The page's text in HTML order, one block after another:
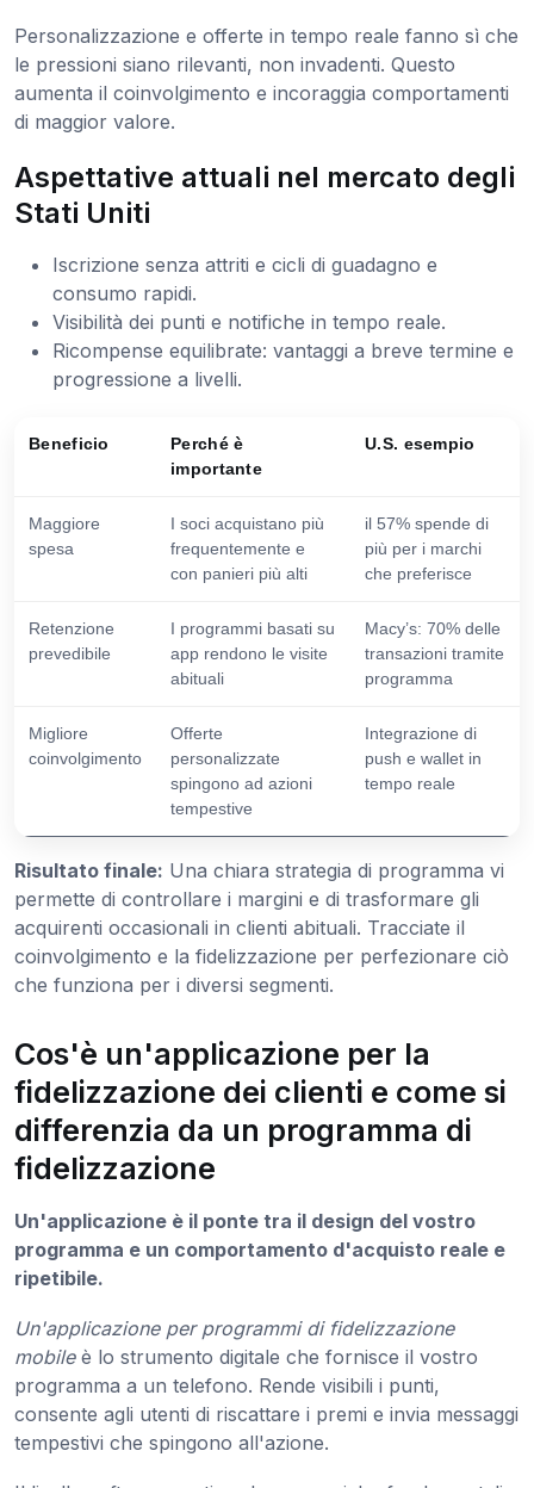
Personalizzazione e offerte in tempo reale fanno sì che
le pressioni siano rilevanti, non invadenti. Questo
aumenta il coinvolgimento e incoraggia comportamenti
di maggior valore.
Aspettative attuali nel mercato degli
Stati Uniti
Iscrizione senza attriti e cicli di guadagno e
consumo rapidi.
Visibilità dei punti e notifiche in tempo reale.
Ricompense equilibrate: vantaggi a breve termine e
progressione a livelli.
Beneficio
Perché è
importante
U.S. esempio
Maggiore
spesa
I soci acquistano più
frequentemente e
con panieri più alti
il 57% spende di
più per i marchi
che preferisce
Retenzione
prevedibile
I programmi basati su
app rendono le visite
abituali
Macy’s: 70% delle
transazioni tramite
programma
Migliore
coinvolgimento
Offerte
personalizzate
spingono ad azioni
tempestive
Integrazione di
push e wallet in
tempo reale
Risultato finale: Una chiara strategia di programma vi
permette di controllare i margini e di trasformare gli
acquirenti occasionali in clienti abituali. Tracciate il
coinvolgimento e la fidelizzazione per perfezionare ciò
che funziona per i diversi segmenti.
Cos'è un'applicazione per la
fidelizzazione dei clienti e come si
differenzia da un programma di
fidelizzazione
Un'applicazione è il ponte tra il design del vostro
programma e un comportamento d'acquisto reale e
ripetibile.
Un'applicazione per programmi di fidelizzazione
mobileè lo strumento digitale che fornisce il vostro
programma a un telefono. Rende visibili i punti,
consente agli utenti di riscattare i premi e invia messaggi
tempestivi che spingono all'azione.